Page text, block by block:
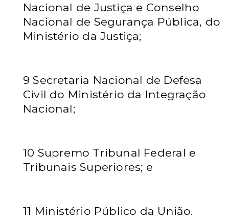
Nacional de Justiça e Conselho
Nacional de Segurança Pública, do
Ministério da Justiça;
9 Secretaria Nacional de Defesa
Civil do Ministério da Integração
Nacional;
10 Supremo Tribunal Federal e
Tribunais Superiores; e
11 Ministério Público da União.